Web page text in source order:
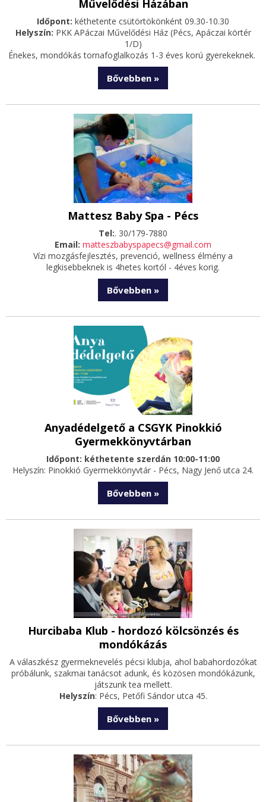
Művelődési Házában
Időpont: kéthetente csütörtökönként 09.30-10.30
Helyszín: PKK APáczai Művelődési Ház (Pécs, Apáczai körtér
1/D)
Énekes, mondókás tornafoglalkozás 1-3 éves korú gyerekeknek.
Bővebben »
Mattesz Baby Spa - Pécs
Tel:. 30/179-7880
Email: matteszbabyspapecs@gmail.com
Vízi mozgásfejlesztés, prevenció, wellness élmény a
legkisebbeknek is 4hetes kortól - 4éves korig.
Bővebben »
Anyadédelgető a CSGYK Pinokkió
Gyermekkönyvtárban
Időpont: kéthetente szerdán 10:00-11:00
Helyszín: Pinokkió Gyermekkönyvtár - Pécs, Nagy Jenő utca 24.
Bővebben »
Hurcibaba Klub - hordozó kölcsönzés és
mondókázás
A válaszkész gyermeknevelés pécsi klubja, ahol babahordozókat
próbálunk, szakmai tanácsot adunk, és közösen mondókázunk,
játszunk tea mellett.
Helyszín: Pécs, Petőfi Sándor utca 45.
Bővebben »